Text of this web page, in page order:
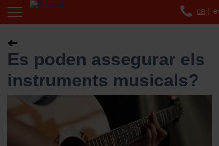
ca
Es poden assegurar els
instruments musicals?